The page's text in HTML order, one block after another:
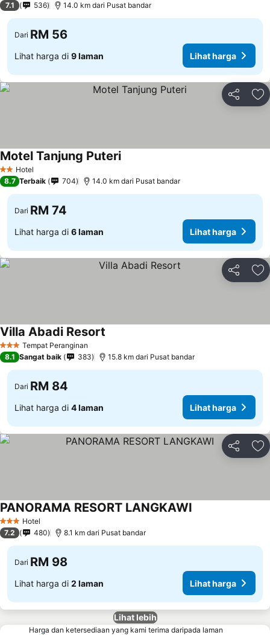
7.1
536 14.0 km dari Pusat bandar
Dari RM 56
Lihat harga di 9 laman Lihat harga
Kongsi
2 Bintang
Hotel
Motel Tanjung Puteri
8.7 Terbaik 704 14.0 km dari Pusat bandar
Dari RM 74
Lihat harga di 6 laman Lihat harga
Kongsi
3 BintangTempat Peranginan
Villa Abadi Resort
8.1 Sangat baik 383 15.8 km dari Pusat bandar
Dari RM 84
Lihat harga di 4 laman Lihat harga
Kongsi
3 BintangHotel
PANORAMA RESORT LANGKAWI
7.2 480 8.1 km dari Pusat bandar
Dari RM 98
Lihat harga di 2 laman Lihat harga
Lihat lebih
Harga dan ketersediaan yang kami terima daripada laman